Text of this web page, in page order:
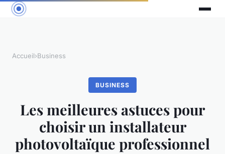
Accueil›Business
BUSINESS
Les meilleures astuces pour
choisir un installateur
photovoltaïque professionnel